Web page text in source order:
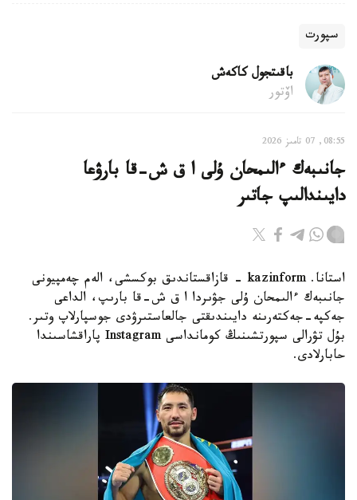
سپورت
باقىتجول كاكەش
اۆتور
08:55, 07 تامىز 2026
جانىبەك ءالىمحان ۇلى ا ق ش-قا بارۋعا
دايىندالىپ جاتىر
استانا. kazinform - قازاقستاندىق بوكسشى، الەم چەمپيونى
جانىبەك ءالىمحان ۇلى جۋىردا ا ق ش-قا بارىپ، الداعى
جەكپە-جەكتەرىنە دايىندىقتى جالعاستىرۋدى جوسپارلاپ وتىر.
بۇل تۋرالى سپورتشىنىڭ كومانداسى Instagram پاراقشاسىندا
حابارلادى.